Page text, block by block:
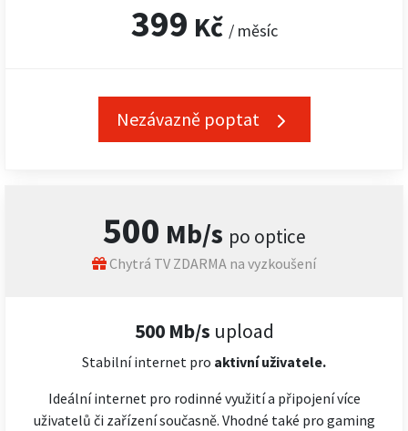
399 Kč / měsíc
Nezávazně poptat
500 Mb/s po optice
Chytrá TV ZDARMA na vyzkoušení
500 Mb/s upload
Stabilní internet pro aktivní uživatele.
Ideální internet pro rodinné využití a připojení více
uživatelů či zařízení současně. Vhodné také pro gaming